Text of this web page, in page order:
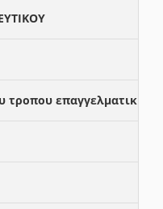
τροπου επαγγελματικης